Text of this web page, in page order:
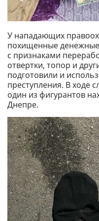
У нападающих
похищенные денежные
с признаками
отвертки, топор и
подготовили и
преступления. В ходе
один из фигурантов
Днепре.